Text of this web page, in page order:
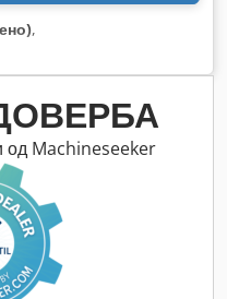
,
од Machineseeker